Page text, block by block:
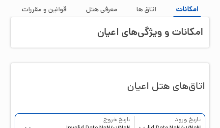
امکانات اتاق‌ ها معرفی هتل قوانین و مقررات
امکانات و ویژگی‌های اعیان
اتاق‌‌های هتل اعیان
تاریخ ورود تاریخ خروج